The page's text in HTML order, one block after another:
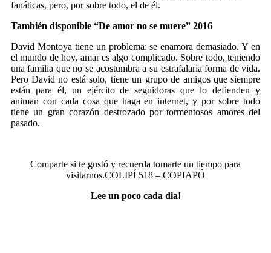
fanáticas, pero, por sobre todo, el de él.
También disponible “De amor no se muere” 2016
David Montoya tiene un problema: se enamora demasiado. Y en
el mundo de hoy, amar es algo complicado. Sobre todo, teniendo
una familia que no se acostumbra a su estrafalaria forma de vida.
Pero David no está solo, tiene un grupo de amigos que siempre
están para él, un ejército de seguidoras que lo defienden y
animan con cada cosa que haga en internet, y por sobre todo
tiene un gran corazón destrozado por tormentosos amores del
pasado.
Comparte si te gustó y recuerda tomarte un tiempo para
visitarnos.COLIPÍ 518 – COPIAPÓ
Lee un poco cada dia!